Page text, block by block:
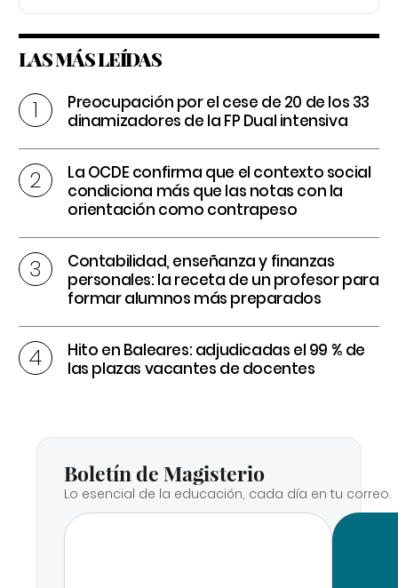
LAS MÁS LEÍDAS
Preocupación por el cese de 20 de los 33
dinamizadores de la FP Dual intensiva
La OCDE confirma que el contexto social
condiciona más que las notas con la
orientación como contrapeso
Contabilidad, enseñanza y finanzas
personales: la receta de un profesor para
formar alumnos más preparados
Hito en Baleares: adjudicadas el 99 % de
las plazas vacantes de docentes
Boletín de Magisterio
Lo esencial de la educación, cada día en tu correo.